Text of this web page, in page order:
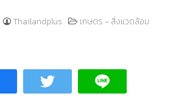
Thailandplus เกษตร - สิ่งแวดล้อม